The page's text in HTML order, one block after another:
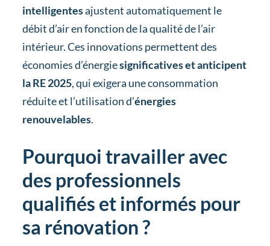
intelligentesajustent automatiquement le
débit d’air en fonction de la qualité de l’air
intérieur. Ces innovations permettent des
économies d’énergiesignificatives et anticipent
la RE 2025, qui exigera une consommation
réduite et l’utilisation d’énergies
renouvelables.
Pourquoi travailler avec
des professionnels
qualifiés et informés pour
sa rénovation ?